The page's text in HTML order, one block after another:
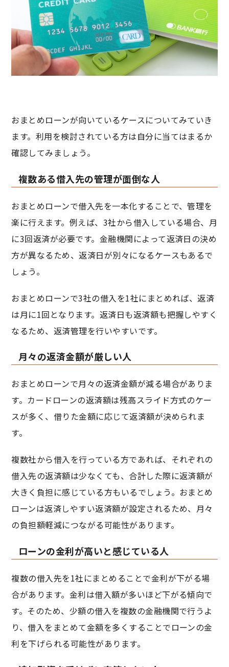
おまとめローンが向いているケースについてみていき
ます。利用を検討されている方は自分に当てはまるか
確認してみましょう。
複数ある借入先の管理が面倒な人
おまとめローンで借入先を一本化することで、管理を
楽に行えます。例えば、3社から借入している場合、月
に3回返済が必要です。金融機関によって返済日の決め
方が異なるため、返済日が別々になるケースもあるで
しょう。
おまとめローンで3社の借入を1社にまとめれば、返済
は月に1回となります。返済日も返済額も把握しやすく
なるため、返済管理を行いやすいです。
月々の返済金額が厳しい人
おまとめローンで月々の返済金額が減る場合がありま
す。カードローンの返済額は残高スライド方式のケー
スが多く、借りた金額に応じて返済額が決められま
す。
複数社から借入を行っている方であれば、それぞれの
借入先の返済額は少なくても、合計した際に返済額が
大きく負担に感じている方もいるでしょう。おまとめ
ローンは返済しやすい返済額が設定されるため、月々
の負担額軽減につながる可能性があります。
ローンの金利が高いと感じている人
複数の借入先を1社にまとめることで金利が下がる場
合があります。金利は借入額が多いほど下がる傾向で
す。そのため、少額の借入を複数の金融機関で行うよ
り、借入をまとめて金額を多くすることでローンの金
利を下げられる可能性があります。